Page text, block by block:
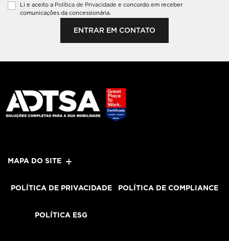
Li e aceito a Política de Privacidade e concordo em receber
comunicações da concessionária.
ENTRAR EM CONTATO
MAPA DO SITE
POLÍTICA DE PRIVACIDADE POLÍTICA DE COMPLIANCE
POLÍTICA ESG